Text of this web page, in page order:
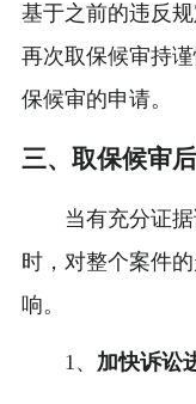
基于之前的违反
再次取保候审持
保候审的申请。
三、取保候审
当有充分证
时，对整个案件
响。
1、 加快诉讼